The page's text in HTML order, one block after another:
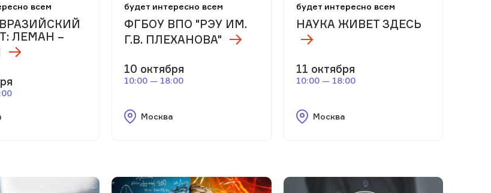
всем
ЛЕМАН –
будет интересно всем
ФГБОУ ВПО "РЭУ ИМ.
Г.В. ПЛЕХАНОВА"
10 октября
10:00 — 18:00
Москва
будет интересно всем
НАУКА ЖИВЕТ ЗДЕСЬ
11 октября
10:00 — 18:00
Москва